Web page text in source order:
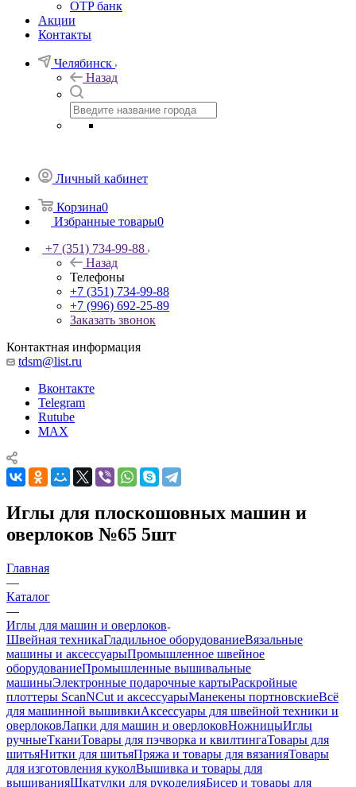
OTP банк
Акции
Контакты
Челябинск
Назад
Личный кабинет
Корзина0
Избранные товары0
+7 (351) 734-99-88
Назад
Телефоны
+7 (351) 734-99-88
+7 (996) 692-25-89
Заказать звонок
Контактная информация
tdsm@list.ru
Вконтакте
Telegram
Rutube
MAX
Иглы для плоскошовных машин и
оверлоков №65 5шт
Главная
—
Каталог
—
Иглы для машин и оверлоков
Швейная техникаГладильное оборудованиеВязальные
машины и аксессуарыПромышленное швейное
оборудованиеПромышленные вышивальные
машиныЭлектронные подарочные картыРаскройные
плоттеры ScanNCut и аксессуарыМанекены портновскиеВсё
для машинной вышивкиАксессуары для швейной техники и
оверлоковЛапки для машин и оверлоковНожницыИглы
ручныеТканиТовары для пэчворка и квилтингаТовары для
шитьяНитки для шитьяПряжа и товары для вязанияТовары
для изготовления куколВышивка и товары для
вышиванияШкатулки для рукоделияБисер и товары для